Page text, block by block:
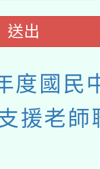
送出
度國民
援老師